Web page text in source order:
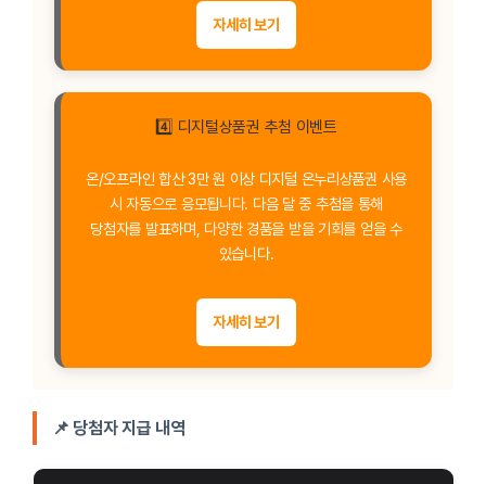
자세히 보기
4️⃣ 디지털상품권 추첨 이벤트
온/오프라인 합산 3만 원 이상 디지털 온누리상품권 사용
시 자동으로 응모됩니다. 다음 달 중 추첨을 통해
당첨자를 발표하며, 다양한 경품을 받을 기회를 얻을 수
있습니다.
자세히 보기
📌 당첨자 지급 내역